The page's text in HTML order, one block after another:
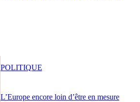
L’Europe encore loin d’être en mesure
POLITIQUE